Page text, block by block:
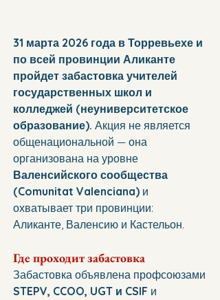
31 марта 2026 года в Торревьехе и
по всей провинции Аликанте
пройдет забастовка учителей
государственных школ и
колледжей (неуниверситетское
образование). Акция не является
общенациональной — она
организована на уровне
Валенсийского сообщества
(Comunitat Valenciana) и
охватывает три провинции:
Аликанте, Валенсию и Кастельон.
Где проходит забастовка
Забастовка объявлена профсоюзами
STEPV, CCOO, UGT и CSIF и